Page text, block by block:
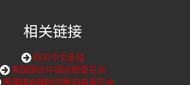
相关链接
购买中文圣经
美国国会中国问题委员会
美国国会国际宗教自由委员会